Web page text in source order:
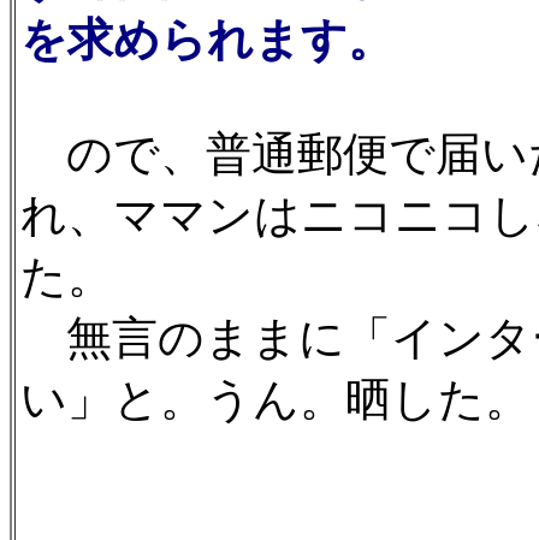
を求められます。
ので、普通郵便で届い
れ、ママンはニコニコ
た。
無言のままに「イン
い」と。うん。晒した。